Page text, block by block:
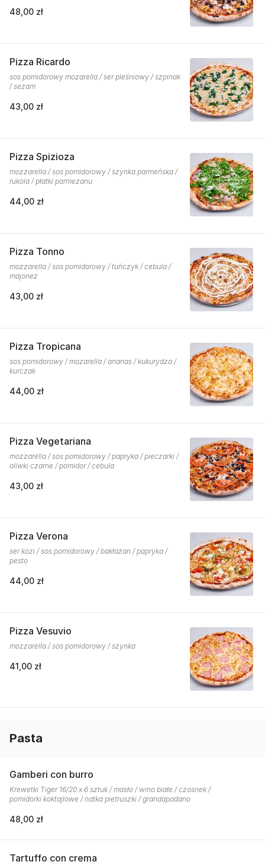
48,00 zł
Pizza Ricardo
sos pomidorowy mozarella / ser pleśniowy / szpinak
/ sezam
43,00 zł
Pizza Spizioza
mozzarella / sos pomidorowy / szynka parmeńska /
rukola / płatki parmezanu
44,00 zł
Pizza Tonno
mozzarella / sos pomidorowy / tuńczyk / cebula /
majonez
43,00 zł
Pizza Tropicana
sos pomidorowy / mozarella / ananas / kukurydza /
kurczak
44,00 zł
Pizza Vegetariana
mozzarella / sos pomidorowy / papryka / pieczarki /
oliwki czarne / pomidor / cebula
43,00 zł
Pizza Verona
ser kozi / sos pomidorowy / bakłażan / papryka /
pesto
44,00 zł
Pizza Vesuvio
mozzarella / sos pomidorowy / szynka
41,00 zł
Pasta
Gamberi con burro
Krewetki Tiger 16/20 x 6 sztuk / masło / wino białe / czosnek /
pomidorki koktajlowe / natka pietruszki / grandapadano
48,00 zł
Tartuffo con crema